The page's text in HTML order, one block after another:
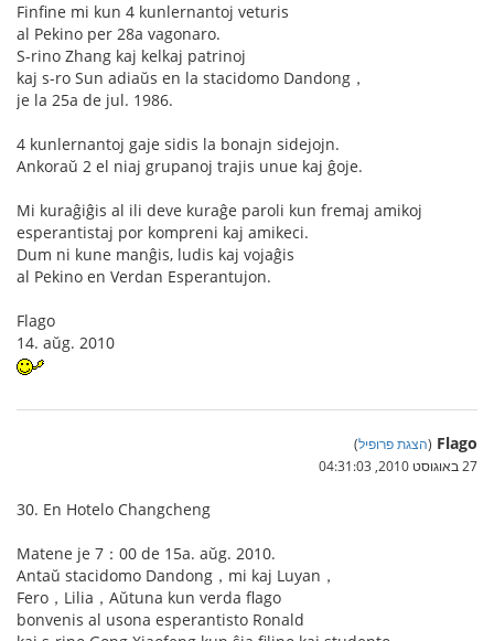
Finfine mi kun 4 kunlernantoj veturis
al Pekino per 28a vagonaro.
S-rino Zhang kaj kelkaj patrinoj
kaj s-ro Sun adiaŭs en la stacidomo Dandong，
je la 25a de jul. 1986.
4 kunlernantoj gaje sidis la bonajn sidejojn.
Ankoraŭ 2 el niaj grupanoj trajis unue kaj ĝoje.
Mi kuraĝiĝis al ili deve kuraĝe paroli kun fremaj amikoj
esperantistaj por kompreni kaj amikeci.
Dum ni kune manĝis, ludis kaj vojaĝis
al Pekino en Verdan Esperantujon.
Flago
14. aŭg. 2010
Flago
(הצגת פרופיל)
27 באוגוסט 2010, 04:31:03
30. En Hotelo Changcheng
Matene je 7：00 de 15a. aŭg. 2010.
Antaŭ stacidomo Dandong，mi kaj Luyan，
Fero，Lilia，Aŭtuna kun verda flago
bonvenis al usona esperantisto Ronald